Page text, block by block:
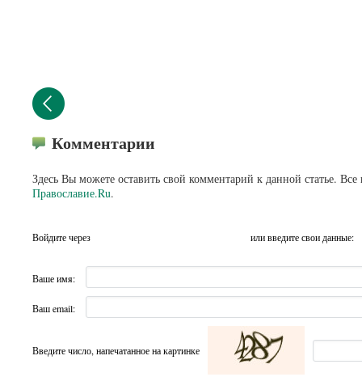
Комментарии
Здесь Вы можете оставить свой комментарий к данной статье.
Православие.Ru.
Войдите через или введите свои данные:
Ваше имя:
Ваш email:
Введите число, напечатанное на картинке